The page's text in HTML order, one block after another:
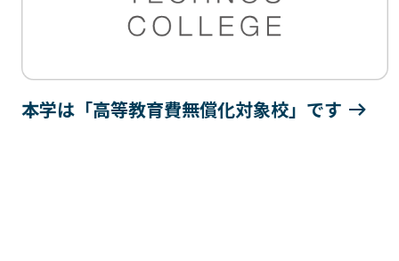
本学は「高等教育費無償化対象校」です